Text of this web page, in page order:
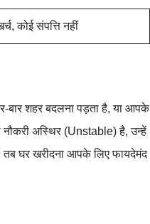
कोई संपत्ति नहीं
शहर बदलना पड़ता है, या आपके
नौकरी अस्थिर (Unstable) है, उन्हें
घर खरीदना आपके लिए फायदेमंद